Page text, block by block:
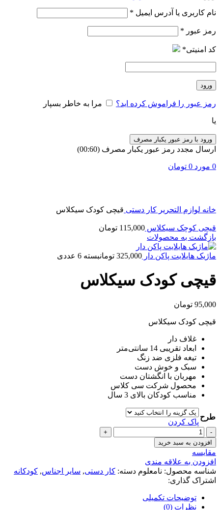
نام کاربری یا آدرس ایمیل *
رمز عبور *
کد امنیتی*
ورود
رمز عبور را فراموش کرده اید؟ مرا به خاطر بسپار
یا
ورود با رمز عبور یکبار مصرف
ارسال مجدد رمز عبور یکبار مصرف (00:
60
)
0 مورد 0 تومان
خانه لوازم التحریر کار دستی قیچی کودک سیکلاس
قیچی کوچک سیکلاس 115,000 تومان
بازگشت به محصولات
ماژیک هایلایت پاکن دار 325,000 تومانبسته 6 عددی
قیچی کودک سیکلاس
95,000 تومان
قیچی کودک سیکلاس
غلاف دار
ابعاد تقریبی 14 سانتی‌متر
تیغه فلزی ضد زنگ
سبک و خوش دست
مهربان با انگشتان دست
محصول شرکت سی کلاس
مناسب کودکان بالای 3 سال
طرح
پاک کردن
قیچی
کودک
سیکلاس
عدد
افزودن به سبد خرید
مقايسه
افزودن به علاقه مندی
شناسه محصول: نامعلوم دسته: کار دستی, سایر اجناس, کودکانه
اشتراک گذاری:
توضیحات تکمیلی
نظرات (0)